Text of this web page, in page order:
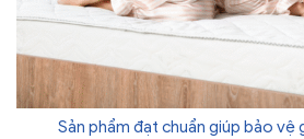
Sản phẩm đạt chuẩn giúp bảo vệ